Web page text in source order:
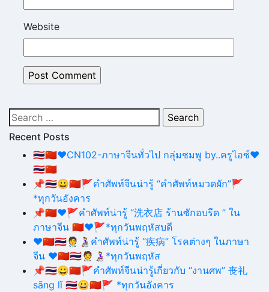
Website
Search
for:
Recent Posts
🇹🇭🇨🇳❤CN102-ภาษาจีนทั่วไป กลุ่มชมพู by..ครูไอซ์❤
🇹🇭🇨🇳
📌🇹🇭😀🇨🇳🚩คำศัพท์จีนน่ารู้ “คำศัพท์หมวดผัก”🚩
*ทุกวันอังคาร
📌🇨🇳❤🚩คำศัพท์น่ารู้ “洗衣店 ร้านซักอบรีด ” ใน
ภาษาจีน 🇨🇳❤🚩*ทุกวันพฤหัสบดี
❤️🇨🇳🇹🇭🧑‍⚕️👩‍🦽คำศัพท์น่ารู้ “疾病” โรคต่างๆ ในภาษา
จีน ❤️🇨🇳🇹🇭🧑‍⚕️👩‍🦽*ทุกวันพฤหัส
📌🇹🇭😀🇨🇳🚩คำศัพท์จีนน่ารู้เกี่ยวกับ “งานศพ” 丧礼
sāng lǐ 🇹🇭😀🇨🇳🚩 *ทุกวันอังคาร